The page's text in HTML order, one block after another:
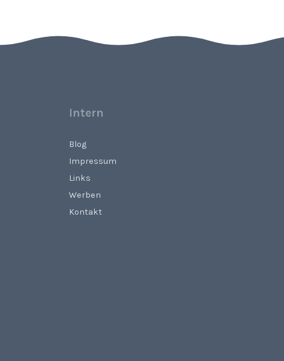
Intern
Blog
Impressum
Links
Werben
Kontakt